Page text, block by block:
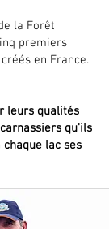
la Forêt
premiers
en France.
leurs qualités
qu'ils
lac ses